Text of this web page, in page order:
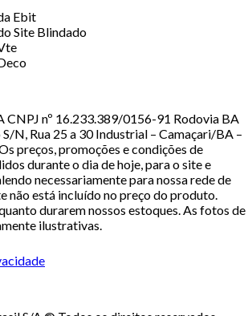
CNPJ nº 16.233.389/0156-91 Rodovia BA
N, Rua 25 a 30 Industrial – Camaçari/BA –
preços, promoções e condições de
durante o dia de hoje, para o site e
necessariamente para nossa rede de
não está incluído no preço do produto.
durarem nossos estoques. As fotos de
ilustrativas.